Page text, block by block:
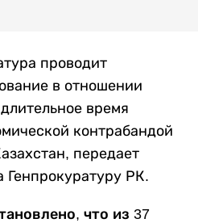
проводит
в отношении
время
контрабандой
передает
Генпрокуратуру РК.
что из 37